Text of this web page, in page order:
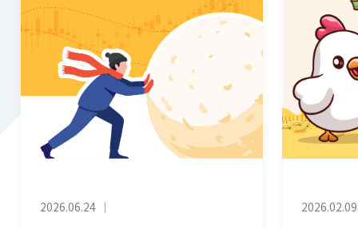
2026.06.24 ｜ 2026.02.09